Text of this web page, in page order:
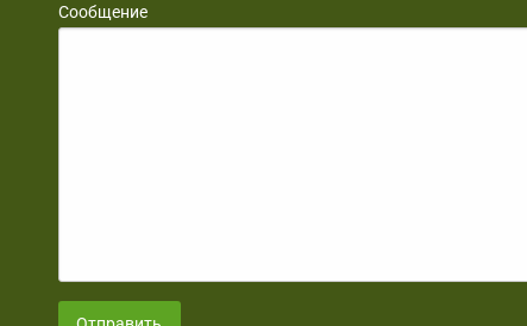
Сообщение